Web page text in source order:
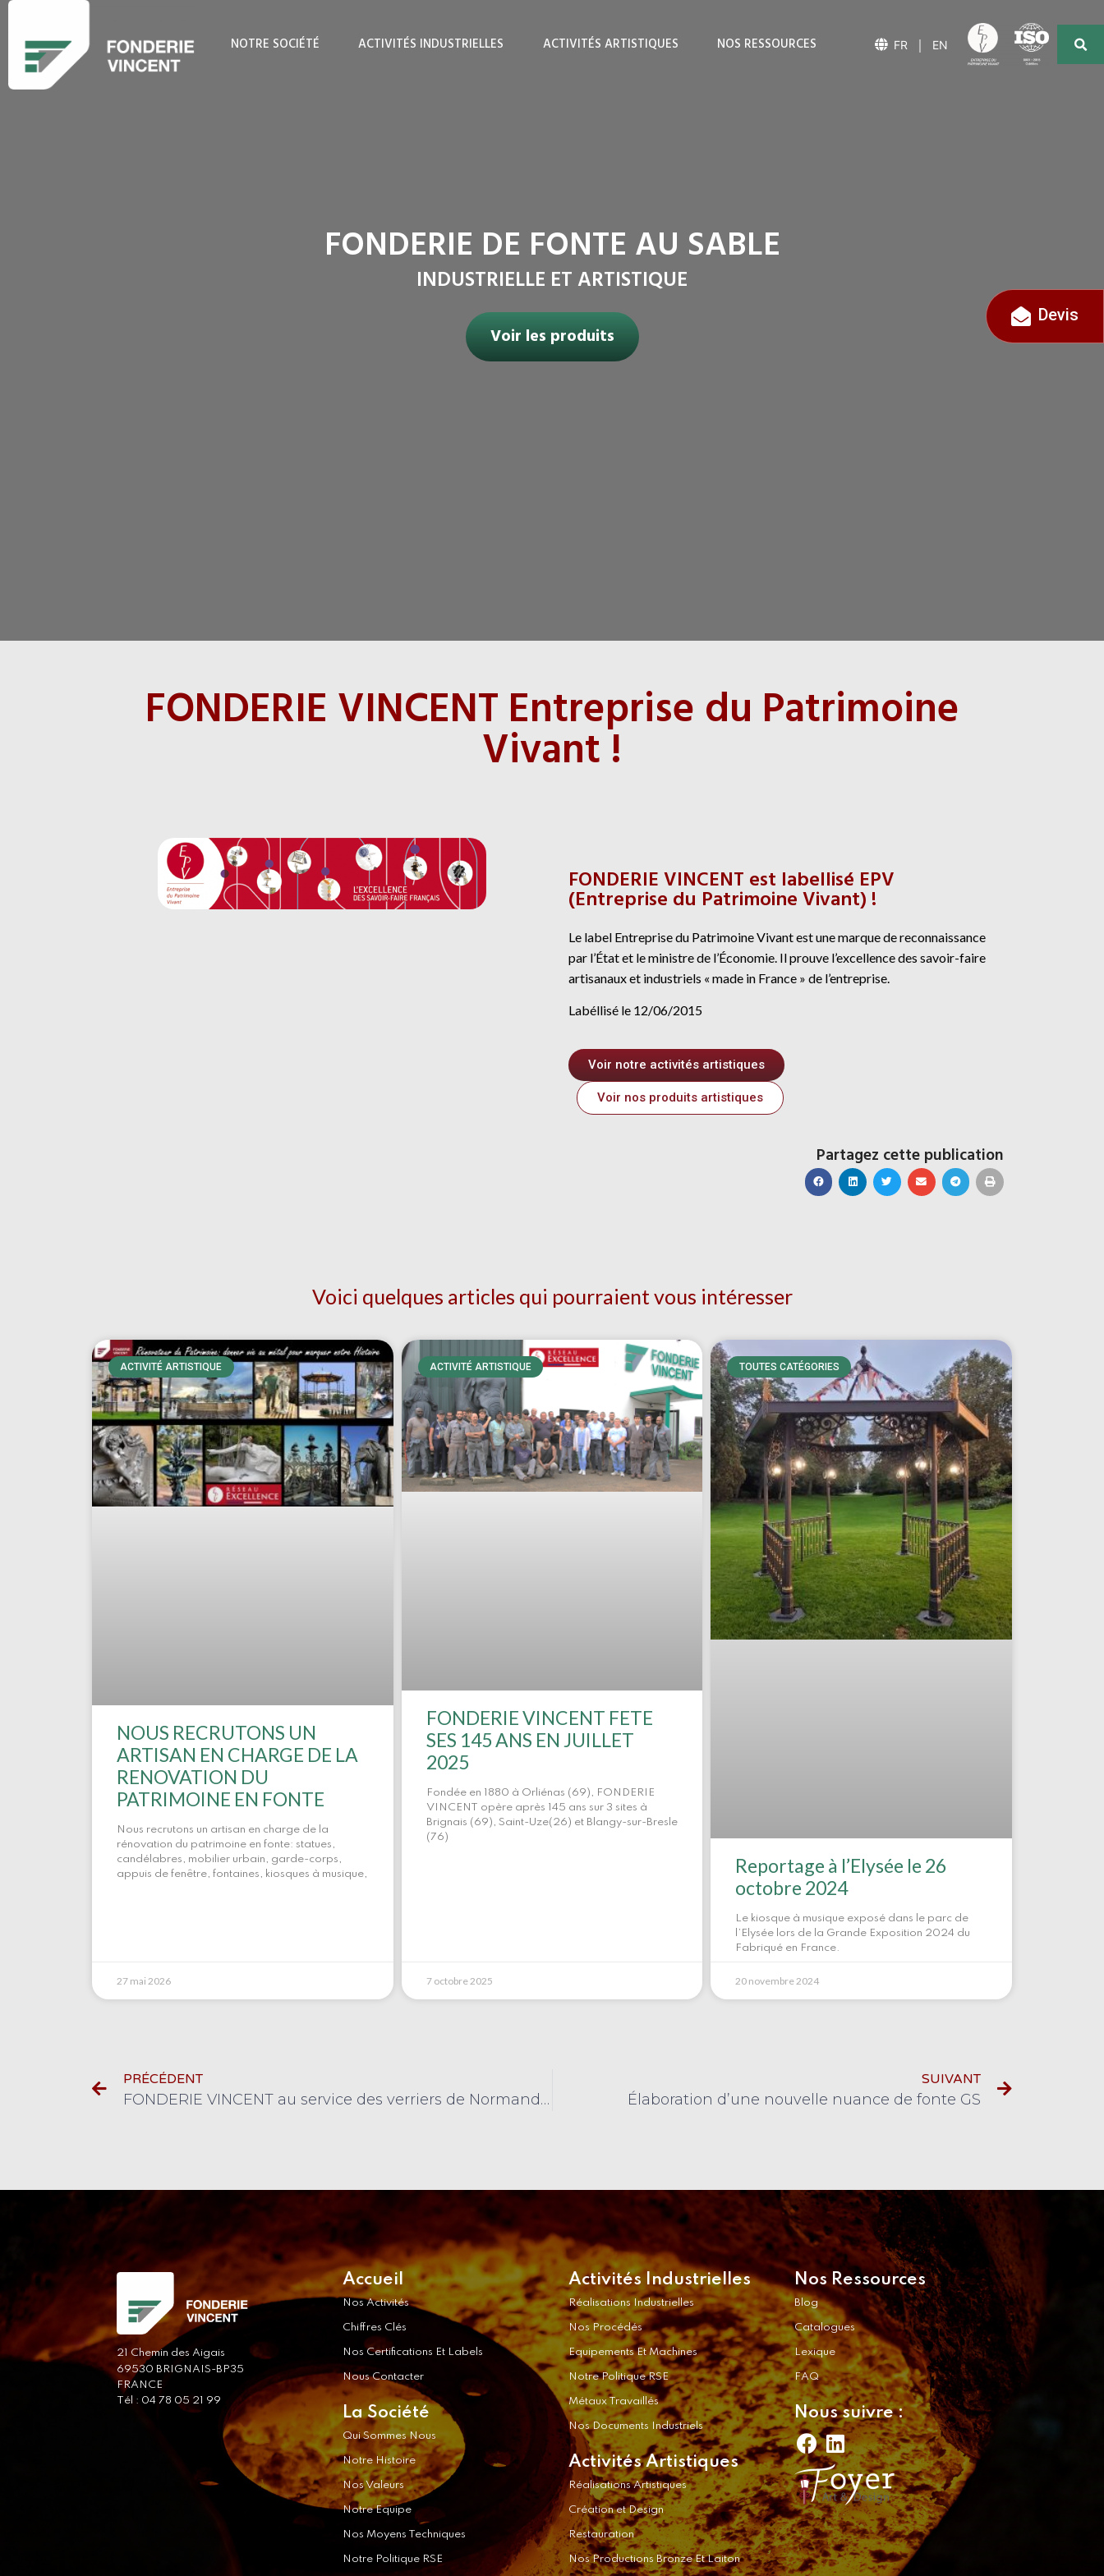
NOTRE SOCIÉTÉ ACTIVITÉS INDUSTRIELLES ACTIVITÉS ARTISTIQUES NOS RESSOURCES FR ｜ EN
FONDERIE DE FONTE AU SABLE
INDUSTRIELLE ET ARTISTIQUE
Voir les produits
FONDERIE VINCENT Entreprise du Patrimoine
Vivant !
FONDERIE VINCENT est labellisé EPV
(Entreprise du Patrimoine Vivant) !
Le label Entreprise du Patrimoine Vivant est une marque de reconnaissance
par l’État et le ministre de l’Économie. Il prouve l’excellence des savoir-faire
artisanaux et industriels « made in France » de l’entreprise.
Labéllisé le 12/06/2015
Voir notre activités artistiques
Voir nos produits artistiques
Partagez cette publication
Voici quelques articles qui pourraient vous intéresser
ACTIVITÉ ARTISTIQUE
NOUS RECRUTONS UN
ARTISAN EN CHARGE DE LA
RENOVATION DU
PATRIMOINE EN FONTE
Nous recrutons un artisan en charge de la
rénovation du patrimoine en fonte: statues,
candélabres, mobilier urbain, garde-corps,
appuis de fenêtre, fontaines, kiosques à musique,
27 mai 2026
ACTIVITÉ ARTISTIQUE
FONDERIE VINCENT FETE
SES 145 ANS EN JUILLET
2025
Fondée en 1880 à Orliénas (69), FONDERIE
VINCENT opère après 145 ans sur 3 sites à
Brignais (69), Saint-Uze(26) et Blangy-sur-Bresle
(76)
7 octobre 2025
TOUTES CATÉGORIES
Reportage à l’Elysée le 26
octobre 2024
Le kiosque à musique exposé dans le parc de
l’Elysée lors de la Grande Exposition 2024 du
Fabriqué en France.
20 novembre 2024
PRÉCÉDENT
FONDERIE VINCENT au service des verriers de Normandie
SUIVANT
Élaboration d’une nouvelle nuance de fonte GS
Devis
21 Chemin des Aigais
69530 BRIGNAIS-BP35
FRANCE
Tél : 04 78 05 21 99
Accueil
Nos Activités
Chiffres Clés
Nos Certifications Et Labels
Nous Contacter
La Société
Qui Sommes Nous
Notre Histoire
Nos Valeurs
Notre Equipe
Nos Moyens Techniques
Notre Politique RSE
Activités Industrielles
Réalisations Industrielles
Nos Procédés
Equipements Et Machines
Notre Politique RSE
Métaux Travaillés
Nos Documents Industriels
Activités Artistiques
Réalisations Artistiques
Création et Design
Restauration
Nos Productions Bronze Et Laiton
Nos Ressources
Blog
Catalogues
Lexique
FAQ
Nous suivre :